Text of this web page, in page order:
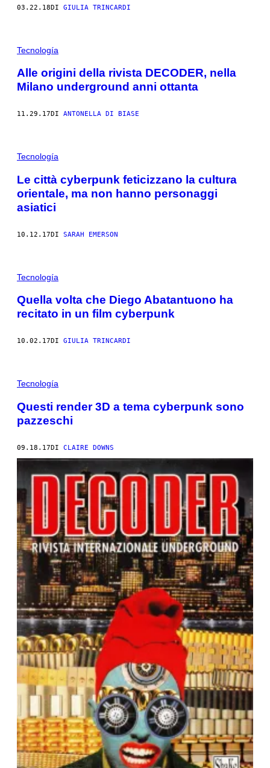
03.22.18DI GIULIA TRINCARDI
Tecnología
Alle origini della rivista DECODER, nella
Milano underground anni ottanta
11.29.17DI ANTONELLA DI BIASE
Tecnología
Le città cyberpunk feticizzano la cultura
orientale, ma non hanno personaggi
asiatici
10.12.17DI SARAH EMERSON
Tecnología
Quella volta che Diego Abatantuono ha
recitato in un film cyberpunk
10.02.17DI GIULIA TRINCARDI
Tecnología
Questi render 3D a tema cyberpunk sono
pazzeschi
09.18.17DI CLAIRE DOWNS